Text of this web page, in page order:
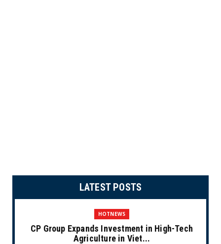
LATEST POSTS
HOTNEWS
CP Group Expands Investment in High-Tech
Agriculture in Viet...